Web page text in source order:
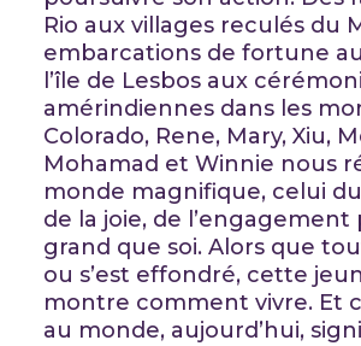
Rio aux villages reculés du
embarcations de fortune
l’île de Lesbos aux
amérindiennes dans les
Colorado, Rene, Mary, Xiu,
Mohamad et Winnie nous
monde magnifique, celui
de la joie, de
grand que soi. Alors que
ou s’est effondré, cette
montre comment vivre. Et
au monde, aujourd’hui,